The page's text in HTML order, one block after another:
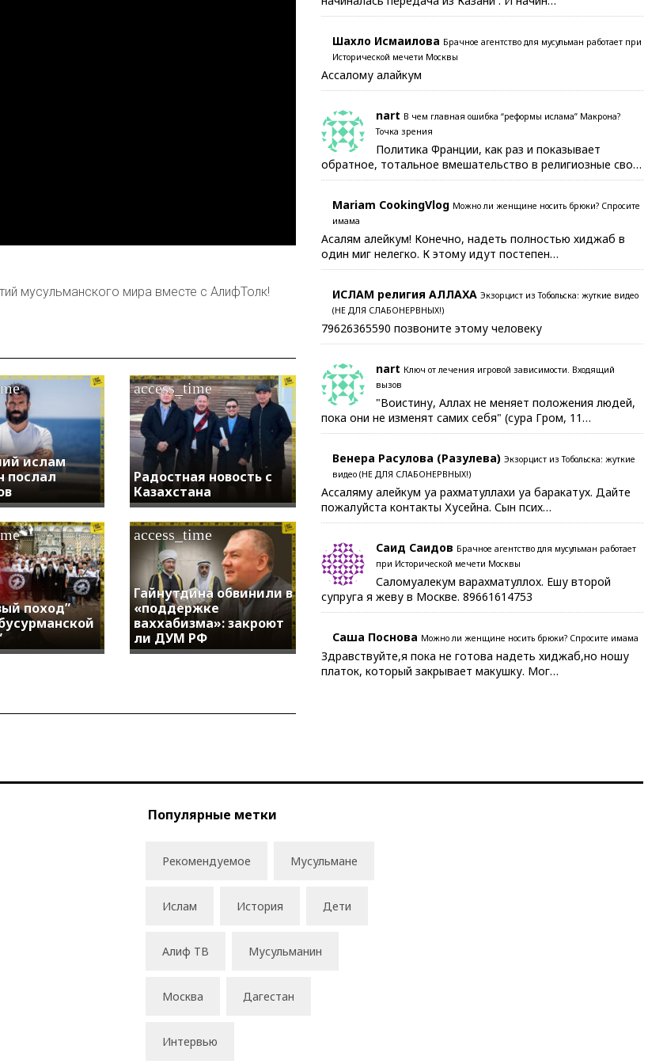
мусульманского мира вместе с АлифТолк!
ислам
послал
Радостная новость с
Казахстана
access_time
поход”
Гайнутдина обвинили в
«поддержке
ваххабизма»: закроют
ли ДУМ РФ
access_time
Шахло Исмаилова Брачное агентство для мусульман работает при
Исторической мечети Москвы
Ассалому алайкум
nart В чем главная ошибка “реформы ислама” Макрона?
Точка зрения
Политика Франции, как раз и показывает
обратное, тотальное вмешательство в религиозные сво…
Mariam CookingVlog Можно ли женщине носить брюки? Спросите
имама
Асалям алейкум! Конечно, надеть полностью хиджаб в
один миг нелегко. К этому идут постепен…
ИСЛАМ религия АЛЛАХА Экзорцист из Тобольска: жуткие видео
(НЕ ДЛЯ СЛАБОНЕРВНЫХ!)
79626365590 позвоните этому человеку
nart Ключ от лечения игровой зависимости. Входящий
вызов
"Воистину, Аллах не меняет положения людей,
пока они не изменят самих себя" (сура Гром, 11…
Венера Расулова (Разулева) Экзорцист из Тобольска: жуткие
видео (НЕ ДЛЯ СЛАБОНЕРВНЫХ!)
Ассаляму алейкум уа рахматуллахи уа баракатух. Дайте
пожалуйста контакты Хусейна. Сын псих…
Саид Саидов Брачное агентство для мусульман работает
при Исторической мечети Москвы
Саломуалекум варахматуллох. Ешу второй
супруга я жеву в Москве. 89661614753
Саша Поснова Можно ли женщине носить брюки? Спросите имама
Здравствуйте,я пока не готова надеть хиджаб,но ношу
платок, который закрывает макушку. Мог…
Популярные метки
Рекомендуемое Мусульмане
Ислам История Дети
Алиф ТВ Мусульманин
Москва Дагестан
Интервью